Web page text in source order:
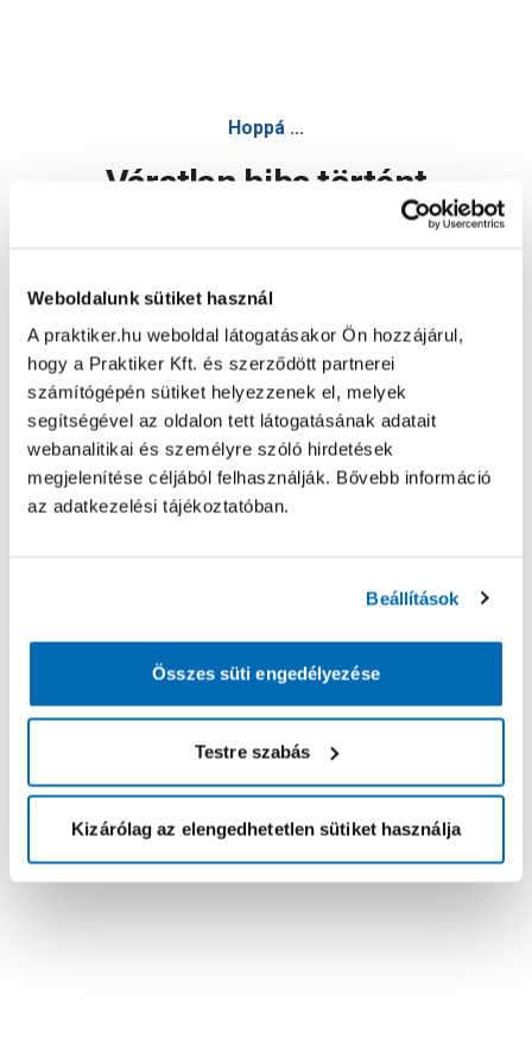
Weboldalunk sütiket használ
A praktiker.hu weboldal látogatásakor Ön hozzájárul,
hogy a Praktiker Kft. és szerződött partnerei
számítógépén sütiket helyezzenek el, melyek
segítségével az oldalon tett látogatásának adatait
webanalitikai és személyre szóló hirdetések
megjelenítése céljából felhasználják. Bővebb információ
az adatkezelési tájékoztatóban.
Beállítások
Összes süti engedélyezése
Testre szabás
Kizárólag az elengedhetetlen sütiket használja
Hoppá ...
Váratlan hiba történt
Oldal újratöltése